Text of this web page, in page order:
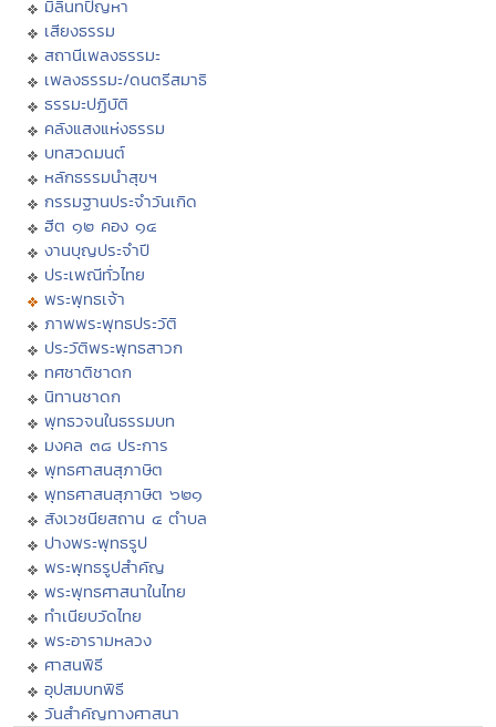
มิลินทปัญหา
เสียงธรรม
สถานีเพลงธรรมะ
เพลงธรรมะ/ดนตรีสมาธิ
ธรรมะปฏิบัติ
คลังแสงแห่งธรรม
บทสวดมนต์
หลักธรรมนำสุขฯ
กรรมฐานประจำวันเกิด
ฮีต ๑๒ คอง ๑๔
งานบุญประจำปี
ประเพณีทั่วไทย
พระพุทธเจ้า
ภาพพระพุทธประวัติ
ประวัติพระพุทธสาวก
ทศชาติชาดก
นิทานชาดก
พุทธวจนในธรรมบท
มงคล ๓๘ ประการ
พุทธศาสนสุภาษิต
พุทธศาสนสุภาษิต ๖๒๑
สังเวชนียสถาน ๔ ตำบล
ปางพระพุทธรูป
พระพุทธรูปสำคัญ
พระพุทธศาสนาในไทย
ทำเนียบวัดไทย
พระอารามหลวง
ศาสนพิธี
อุปสมบทพิธี
วันสำคัญทางศาสนา